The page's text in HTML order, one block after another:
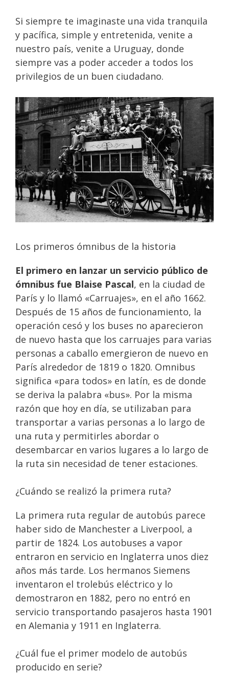
Si siempre te imaginaste una vida tranquila
y pacífica, simple y entretenida, venite a
nuestro país, venite a Uruguay, donde
siempre vas a poder acceder a todos los
privilegios de un buen ciudadano.
Los primeros ómnibus de la historia
El primero en lanzar un servicio público de
ómnibus fue Blaise Pascal, en la ciudad de
París y lo llamó «Carruajes», en el año 1662.
Después de 15 años de funcionamiento, la
operación cesó y los buses no aparecieron
de nuevo hasta que los carruajes para varias
personas a caballo emergieron de nuevo en
París alrededor de 1819 o 1820. Omnibus
significa «para todos» en latín, es de donde
se deriva la palabra «bus». Por la misma
razón que hoy en día, se utilizaban para
transportar a varias personas a lo largo de
una ruta y permitirles abordar o
desembarcar en varios lugares a lo largo de
la ruta sin necesidad de tener estaciones.
¿Cuándo se realizó la primera ruta?
La primera ruta regular de autobús parece
haber sido de Manchester a Liverpool, a
partir de 1824. Los autobuses a vapor
entraron en servicio en Inglaterra unos diez
años más tarde. Los hermanos Siemens
inventaron el trolebús eléctrico y lo
demostraron en 1882, pero no entró en
servicio transportando pasajeros hasta 1901
en Alemania y 1911 en Inglaterra.
¿Cuál fue el primer modelo de autobús
producido en serie?